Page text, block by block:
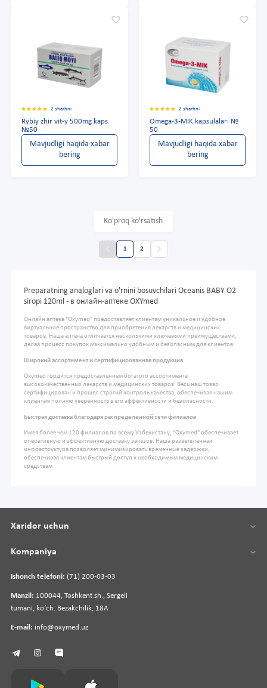
2 sharhni
Rybiy zhir vit-y 500mg kaps.
№50
Mavjudligi haqida xabar
bering
2 sharhni
Omega-3-MIK kapsulalari №
50
Mavjudligi haqida xabar
bering
Ko'proq ko'rsatish
1 2
Preparatning analoglari va o'rnini bosuvchilari Oceanis BABY O2
siropi 120ml - в онлайн-аптеке OXYmed
Онлайн аптека "Oxymed" предоставляет клиентам уникальное и удобное
виртуальное пространство для приобретения лекарств и медицинских
товаров. Наша аптека отличается несколькими ключевыми преимуществами,
делая процесс покупок максимально удобным и безопасным для клиентов.
Широкий ассортимент и сертифицированная продукция
Oxymed гордится предоставлением богатого ассортимента
высококачественных лекарств и медицинских товаров. Весь наш товар
сертифицирован и прошел строгий контроль качества, обеспечивая нашим
клиентам полную уверенность в его эффективности и безопасности.
Быстрая доставка благодаря распределенной сети филиалов
Имея более чем 120 филиалов по всему Узбекистану, "Oxymed" обеспечивает
оперативную и эффективную доставку заказов. Наша разветвленная
инфраструктура позволяет минимизировать временные задержки,
обеспечивая клиентам быстрый доступ к необходимым медицинским
средствам
Ishonch telefoni: (71) 200-03-03
Manzil: 100044, Toshkent sh., Sergeli
tumani, koʻch. Bezakchilik, 18A
E-mail: info@oxymed.uz
Xaridor uchun
Kompaniya